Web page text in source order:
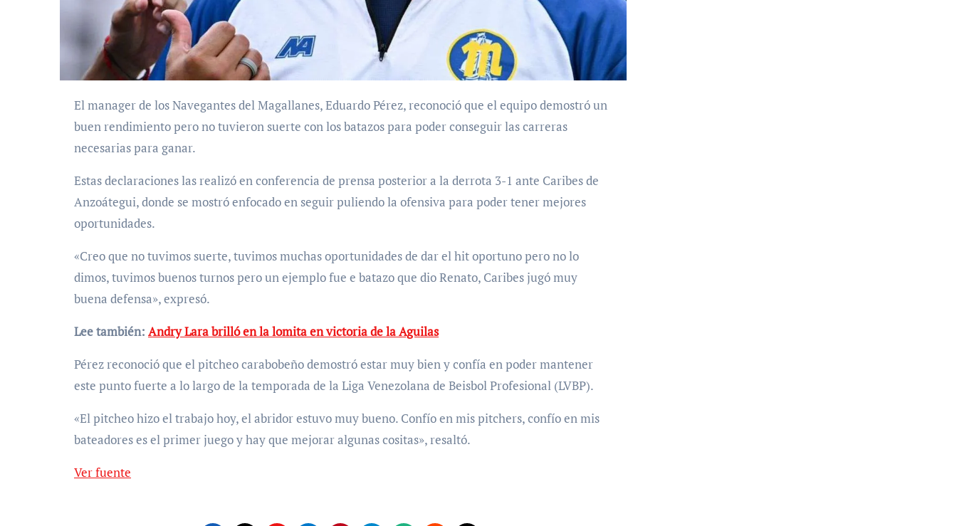
El manager de los Navegantes del Magallanes, Eduardo Pérez, reconoció que el equipo demostró un
buen rendimiento pero no tuvieron suerte con los batazos para poder conseguir las carreras
necesarias para ganar.
Estas declaraciones las realizó en conferencia de prensa posterior a la derrota 3-1 ante Caribes de
Anzoátegui, donde se mostró enfocado en seguir puliendo la ofensiva para poder tener mejores
oportunidades.
«Creo que no tuvimos suerte, tuvimos muchas oportunidades de dar el hit oportuno pero no lo
dimos, tuvimos buenos turnos pero un ejemplo fue e batazo que dio Renato, Caribes jugó muy
buena defensa», expresó.
Lee también: Andry Lara brilló en la lomita en victoria de la Aguilas
Pérez reconoció que el pitcheo carabobeño demostró estar muy bien y confía en poder mantener
este punto fuerte a lo largo de la temporada de la Liga Venezolana de Beisbol Profesional (LVBP).
«El pitcheo hizo el trabajo hoy, el abridor estuvo muy bueno. Confío en mis pitchers, confío en mis
bateadores es el primer juego y hay que mejorar algunas cositas», resaltó.
Ver fuente